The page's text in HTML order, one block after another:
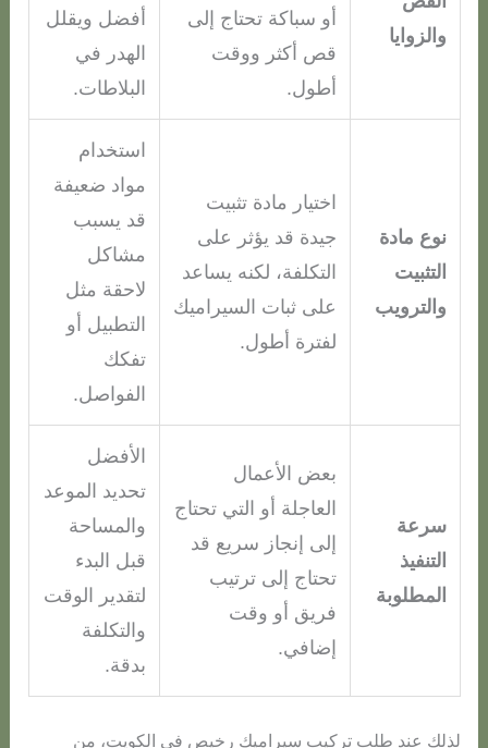
والزوايا
أو سباكة تحتاج إلى
قص أكثر ووقت
أطول.
أفضل ويقلل
الهدر في
البلاطات.
نوع مادة
التثبيت
والترويب
اختيار مادة تثبيت
جيدة قد يؤثر على
التكلفة، لكنه يساعد
على ثبات السيراميك
لفترة أطول.
استخدام
مواد ضعيفة
قد يسبب
مشاكل
لاحقة مثل
التطبيل أو
تفكك
الفواصل.
سرعة
التنفيذ
المطلوبة
بعض الأعمال
العاجلة أو التي تحتاج
إلى إنجاز سريع قد
تحتاج إلى ترتيب
فريق أو وقت
إضافي.
الأفضل
تحديد الموعد
والمساحة
قبل البدء
لتقدير الوقت
والتكلفة
بدقة.
لذلك عند طلب تركيب سيراميك رخيص في الكويت، من